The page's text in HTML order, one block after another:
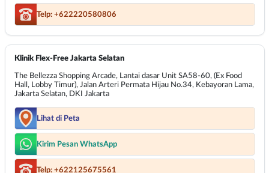
Telp: +622220580806
Klinik Flex-Free Jakarta Selatan
The Bellezza Shopping Arcade, Lantai dasar Unit SA58-60, (Ex Food
Hall, Lobby Timur), Jalan Arteri Permata Hijau No.34, Kebayoran Lama,
Jakarta Selatan, DKI Jakarta
Lihat di Peta
Kirim Pesan WhatsApp
Telp: +622125675561